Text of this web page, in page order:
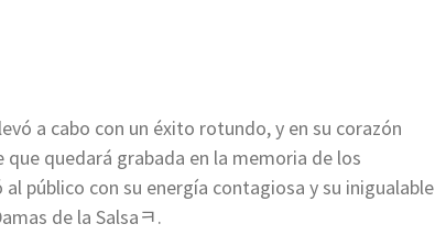
a cabo con un éxito rotundo, y en su corazón
quedará grabada en la memoria de los
público con su energía contagiosa y su inigualable
de la Salsaﾻ.